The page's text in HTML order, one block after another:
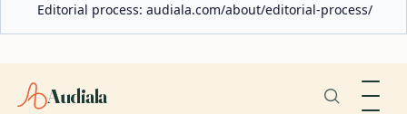
Editorial process: audiala.com/about/editorial-process/
Audiala